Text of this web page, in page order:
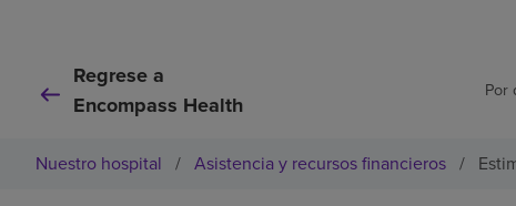
Regrese a
Encompass Health
Por
Nuestro hospital / Asistencia y recursos financieros /